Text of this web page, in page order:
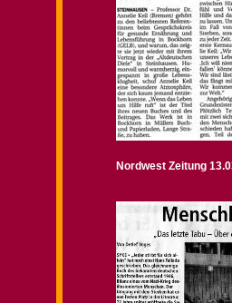
Nordwest Zeitung